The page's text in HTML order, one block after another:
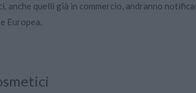
quelli già in commercio, andranno
Europea.